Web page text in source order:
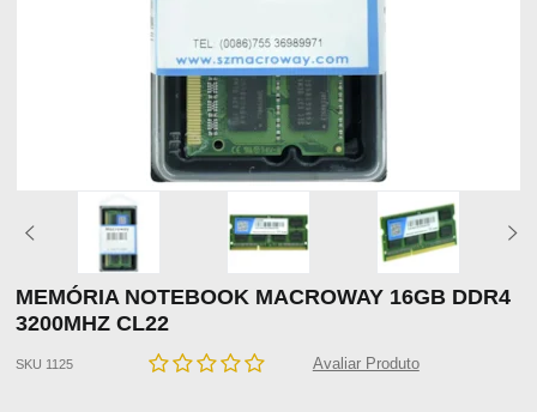
MEMÓRIA NOTEBOOK MACROWAY 16GB DDR4
3200MHZ CL22
SKU 1125 Avaliar Produto